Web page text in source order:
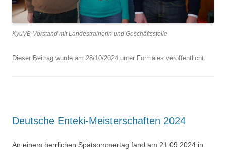
KyuVB-Vorstand mit Landestrainerin und Geschäftsstelle
Dieser Beitrag wurde am 28/10/2024 unter Formales veröffentlicht.
Deutsche Enteki-Meisterschaften 2024
An einem herrlichen Spätsommertag fand am 21.09.2024 in